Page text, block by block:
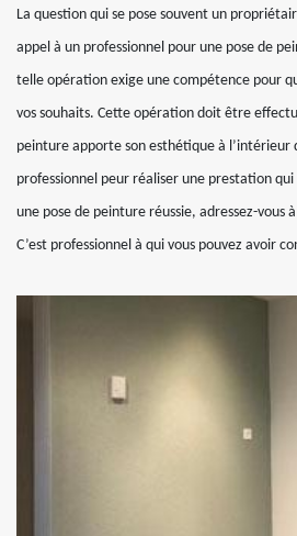
La question qui se pose souvent un
appel à un professionnel pour une pose de
telle opération exige une compétence pour
vos souhaits. Cette opération doit être
peinture apporte son esthétique à l’intérieur
professionnel peur réaliser une prestation
une pose de peinture réussie, adressez-vous
C’est professionnel à qui vous pouvez avoir